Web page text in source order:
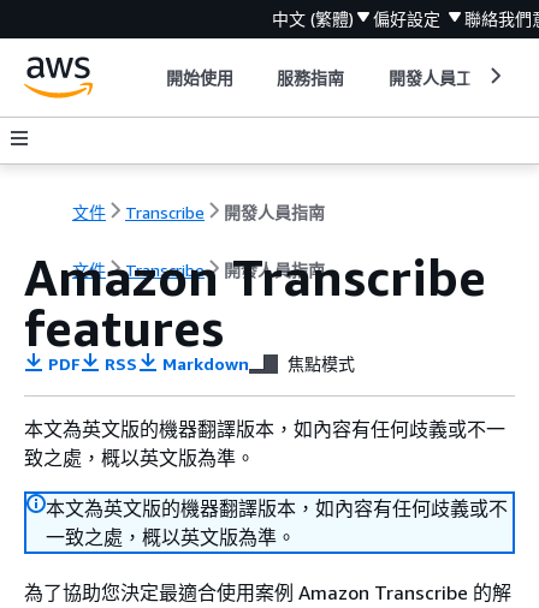
中文 (繁體) 偏好設定 聯絡我們
開始使用 服務指南 開發人員工具
文件 Transcribe 開發人員指南
文件 Transcribe 開發人員指南
Amazon Transcribe
features
PDF RSS Markdown 焦點模式
本文為英文版的機器翻譯版本，如內容有任何歧義或不一
致之處，概以英文版為準。
本文為英文版的機器翻譯版本，如內容有任何歧義或不
一致之處，概以英文版為準。
為了協助您決定最適合使用案例 Amazon Transcribe 的解